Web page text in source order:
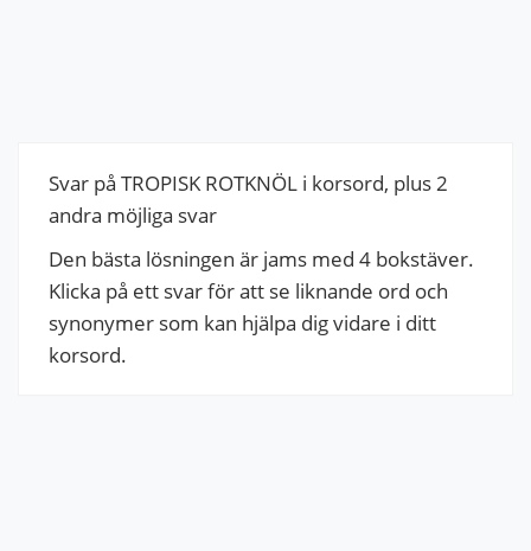
Svar på TROPISK ROTKNÖL i korsord, plus 2
andra möjliga svar
Den bästa lösningen är jams med 4 bokstäver.
Klicka på ett svar för att se liknande ord och
synonymer som kan hjälpa dig vidare i ditt
korsord.